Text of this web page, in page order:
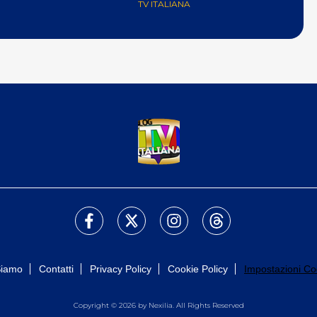
TV ITALIANA
Contatti Privacy Policy Cookie Policy Impostazioni
Copyright © 2026 by Nexilia. All Rights Reserved